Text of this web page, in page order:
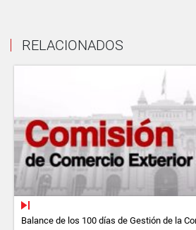
RELACIONADOS
Balance de los 100 días de Gestión de la